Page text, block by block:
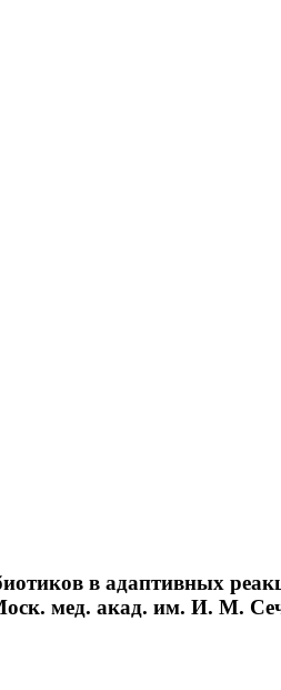
в адаптивных
мед. акад. им. И. М.